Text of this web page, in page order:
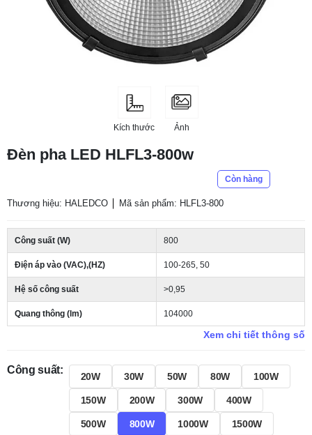
Kích thước Ảnh
Đèn pha LED HLFL3-800w
Còn hàng
Thương hiệu: HALEDCO Mã sản phẩm: HLFL3-800
Công suất (W) 800
Điện áp vào (VAC),(HZ) 100-265, 50
Hệ số công suất >0,95
Quang thông (lm) 104000
Xem chi tiết thông số
Công suất:
20W 30W 50W 80W 100W
150W 200W 300W 400W
500W 800W 1000W 1500W